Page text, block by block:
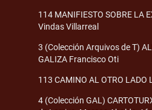
114 MANIFIESTO SOBRE LA
Vindas Villarreal
3 (Colección Arquivos de T)
GALIZA Francisco Oti
113 CAMINO AL OTRO
4 (Colección GAL)